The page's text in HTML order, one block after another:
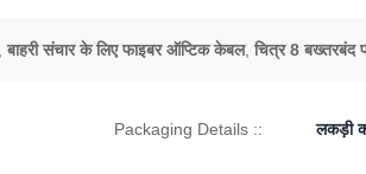
बाहरी संचार के लिए फाइबर ऑप्टिक केबल, चित्र 8 बख्तरबंद
Packaging Details :: लकड़ी